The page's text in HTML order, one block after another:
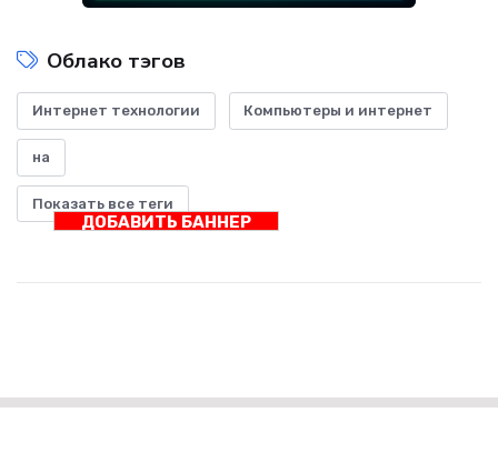
Облако тэгов
Интернет технологии Компьютеры и интернет
на
Показать все теги
ДОБАВИТЬ БАННЕР